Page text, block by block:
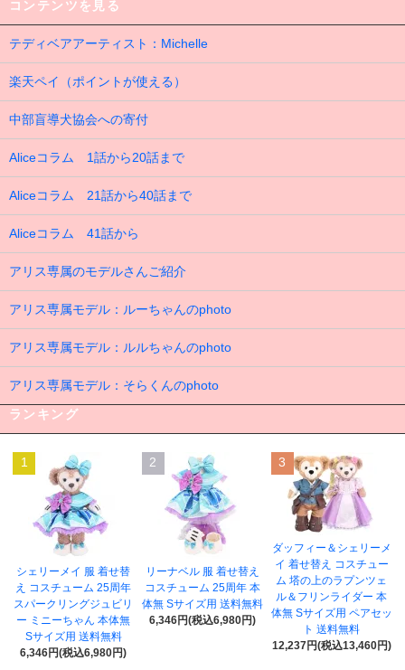
コンテンツを見る
テディベアアーティスト：Michelle
楽天ペイ（ポイントが使える）
中部盲導犬協会への寄付
Aliceコラム 1話から20話まで
Aliceコラム 21話から40話まで
Aliceコラム 41話から
アリス専属のモデルさんご紹介
アリス専属モデル：ルーちゃんのphoto
アリス専属モデル：ルルちゃんのphoto
アリス専属モデル：そらくんのphoto
ランキング
1
シェリーメイ 服 着せ替
え コスチューム 25周年
スパークリングジュビリ
ー ミニーちゃん 本体無
Sサイズ用 送料無料
6,346円(税込6,980円)
2
リーナベル 服 着せ替え
コスチューム 25周年 本
体無 Sサイズ用 送料無料
6,346円(税込6,980円)
3
ダッフィー＆シェリーメ
イ 着せ替え コスチュー
ム 塔の上のラプンツェ
ル＆フリンライダー 本
体無 Sサイズ用 ペアセッ
ト 送料無料
12,237円(税込13,460円)